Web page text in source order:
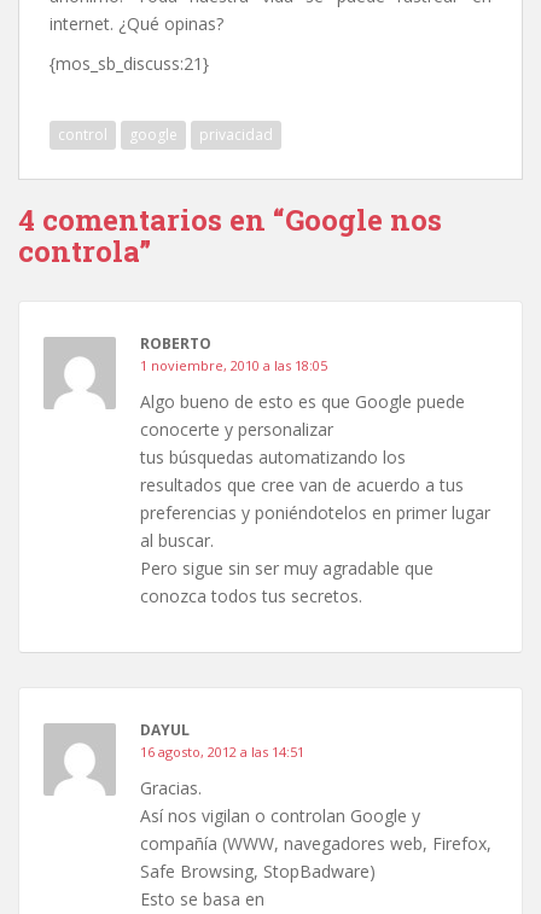
internet. ¿Qué opinas?
{mos_sb_discuss:21}
control google privacidad
4 comentarios en “Google nos
controla”
ROBERTO
1 noviembre, 2010 a las 18:05
Algo bueno de esto es que Google puede
conocerte y personalizar
tus búsquedas automatizando los
resultados que cree van de acuerdo a tus
preferencias y poniéndotelos en primer lugar
al buscar.
Pero sigue sin ser muy agradable que
conozca todos tus secretos.
DAYUL
16 agosto, 2012 a las 14:51
Gracias.
Así nos vigilan o controlan Google y
compañía (WWW, navegadores web, Firefox,
Safe Browsing, StopBadware)
Esto se basa en